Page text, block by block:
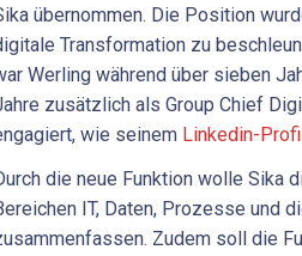
übernommen. Die Position
Transformation zu
Werling während über sieben
zusätzlich als Group Chief
wie seinem Linkedin-
die neue Funktion wolle Sika
IT, Daten, Prozesse und
Zudem soll die